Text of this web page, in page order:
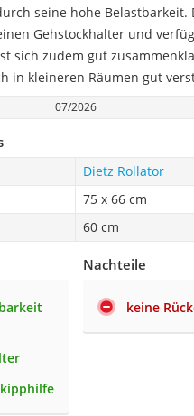
seine hohe Belastbarkeit.
Gehstockhalter und
sich zudem gut
in kleineren Räumen gut
07/2026
Dietz Rollator
75 x 66 cm
60 cm
Nachteile
keine